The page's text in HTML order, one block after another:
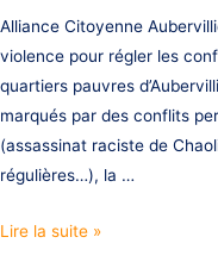
Alliance Citoyenne
violence pour régler les
quartiers pauvres
marqués par des conflits
(assassinat raciste de
régulières…), la …
Projets
Lire la suite »